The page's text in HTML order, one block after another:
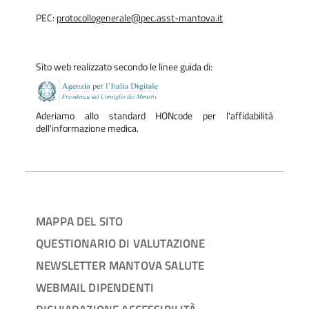
14,30 alle 17,30.
internet dedicate e dotate di stampante per usufruire di
tutti i servizi garantiti dall'angolo del dipendente. Qui di
seguito la mappatura dei punti a disposizione:
- saletta vicino all'Ufficio Spedalità | Ospedale di Mantova;
Giudiziario;
- saletta "Internet point" in Direzione Medica di Presidio |
Ospedale di Pieve di Coriano.
PEC: protocollogenerale@pec.asst-mantova.it
Sito web realizzato secondo le linee guida di:
Aderiamo allo standard HONcode per l'affidabilità
dell'informazione medica.
MAPPA DEL SITO
QUESTIONARIO DI VALUTAZIONE
NEWSLETTER MANTOVA SALUTE
WEBMAIL DIPENDENTI